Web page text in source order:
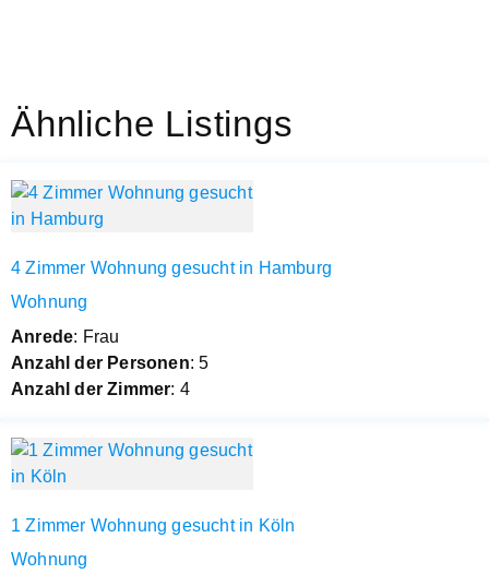
Ähnliche Listings
4 Zimmer Wohnung gesucht in Hamburg
Wohnung
Anrede: Frau
Anzahl der Personen: 5
Anzahl der Zimmer: 4
1 Zimmer Wohnung gesucht in Köln
Wohnung